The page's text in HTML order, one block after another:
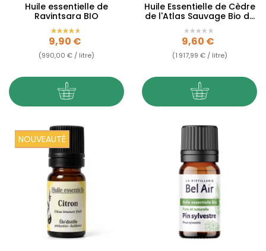
Huile essentielle de
Ravintsara BIO
Prix
9,90 €
(990,00 € / litre)
Huile Essentielle de Cèdre
de l'Atlas Sauvage Bio de
l'Aveyron
Prix
9,60 €
(1 917,99 € / litre)
NOUVEAUTÉ